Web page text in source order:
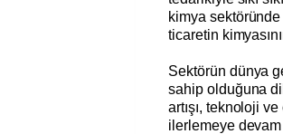
kimya
ticaretin
Sektörün dünya
sahip olduğuna
artışı, teknoloji
ilerlemeye